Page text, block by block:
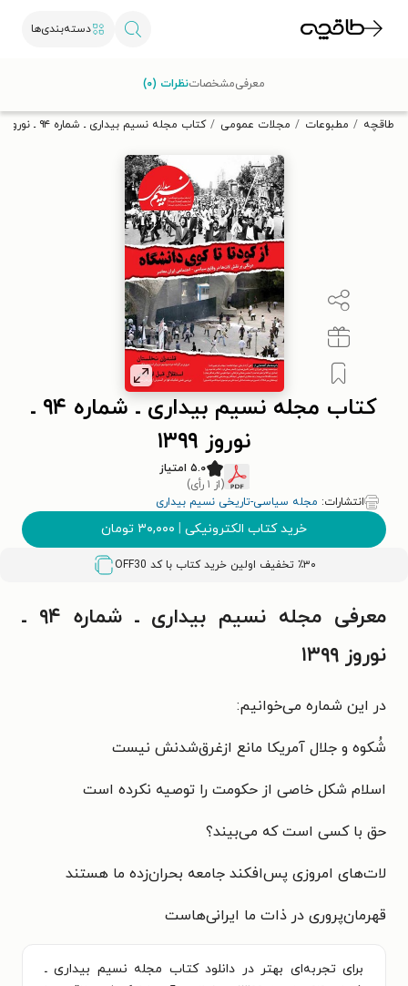
دسته‌بندی‌ها
تخفیف از طاقچه دریافت کن.
طاقچه مطبوعات مجلات عمومی کتاب مجله نسیم بیداری ـ شماره ۹۴ ـ نوروز ۱۳۹۹
کتاب مجله نسیم بیداری ـ شماره ۹۴ ـ
نوروز ۱۳۹۹
۵.۰ امتیاز
(از ۱ رأی)
انتشارات: مجله سیاسی-تاریخی نسیم بیداری
خرید کتاب الکترونیکی | ۳۰,۰۰۰ تومان
٪۳۰ تخفیف اولین خرید کتاب با کد OFF30
معرفیمشخصاتنظرات (۰)
معرفی مجله نسیم بیداری ـ شماره ۹۴ ـ
نوروز ۱۳۹۹
در این شماره می‌خوانیم:
شُکوه و جلال آمریکا مانع ازغرق‌شدنش نیست
اسلام شکل خاصی از حکومت را توصیه نکرده است
حق با کسی است که می‌بیند؟
لات‌های امروزی پس‌افکند جامعه بحرا‌ن‌زده ما هستند
قهرمان‌پروری در ذات ما ایرانی‌هاست
برای تجربه‌ای بهتر در دانلود کتاب مجله نسیم بیداری ـ